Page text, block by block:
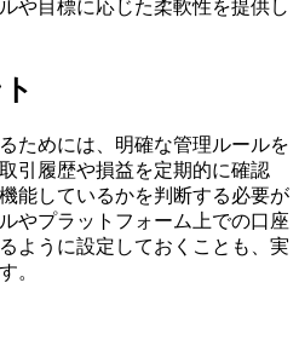
や目標に応じた柔軟性を提供し
ためには、明確な管理ルールを
引履歴や損益を定期的に確認
能しているかを判断する必要が
やプラットフォーム上での口座
ように設定しておくことも、実
。